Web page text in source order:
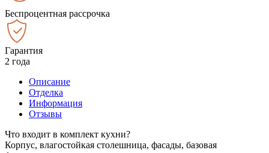
Беспроцентная рассрочка
Гарантия
2 года
Описание
Отделка
Информация
Отзывы
Что входит в комплект кухни?
Корпус, влагостойкая столешница, фасады, базовая